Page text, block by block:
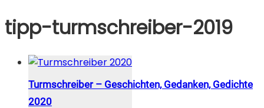
tipp-turmschreiber-2019
Turmschreiber – Geschichten, Gedanken, Gedichte
2020